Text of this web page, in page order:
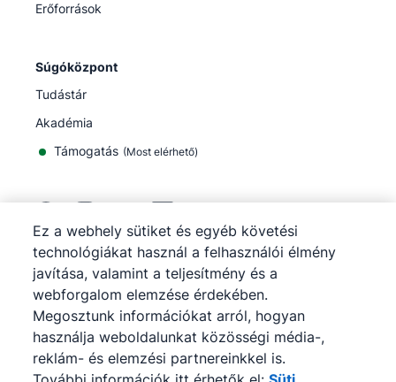
Erőforrások
Súgóközpont
Tudástár
Akadémia
Támogatás (Most elérhető)
©2026Pipedrive
Pipedrive
Szolgáltatási feltételek
Pipedrive
Adatvédelmi tájékoztató
Webhelytérkép
Sütiértesítés
Cookie-beállítások
Ez a webhely sütiket és egyéb követési
technológiákat használ a felhasználói élmény
javítása, valamint a teljesítmény és a
webforgalom elemzése érdekében.
Megosztunk információkat arról, hogyan
használja weboldalunkat közösségi média-,
reklám- és elemzési partnereinkkel is.